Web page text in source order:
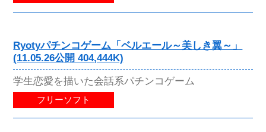
Ryotyパチンコゲーム「ベルエール～美しき翼～」
(11.05.26公開 404,444K)
学生恋愛を描いた会話系パチンコゲーム
フリーソフト